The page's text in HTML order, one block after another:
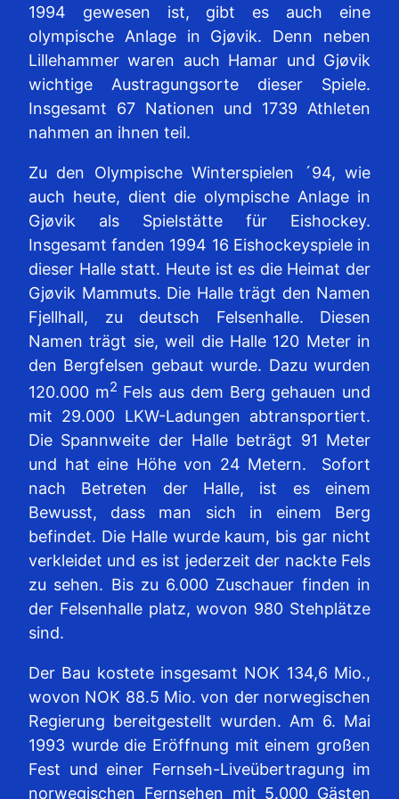
1994 gewesen ist, gibt es auch eine
olympische Anlage in Gjøvik. Denn neben
Lillehammer waren auch Hamar und Gjøvik
wichtige Austragungsorte dieser Spiele.
Insgesamt 67 Nationen und 1739 Athleten
nahmen an ihnen teil.
Zu den Olympische Winterspielen ´94, wie
auch heute, dient die olympische Anlage in
Gjøvik als Spielstätte für Eishockey.
Insgesamt fanden 1994 16 Eishockeyspiele in
dieser Halle statt. Heute ist es die Heimat der
Gjøvik Mammuts. Die Halle trägt den Namen
Fjellhall, zu deutsch Felsenhalle. Diesen
Namen trägt sie, weil die Halle 120 Meter in
den Bergfelsen gebaut wurde. Dazu wurden
120.000 m2 Fels aus dem Berg gehauen und
mit 29.000 LKW-Ladungen abtransportiert.
Die Spannweite der Halle beträgt 91 Meter
und hat eine Höhe von 24 Metern. Sofort
nach Betreten der Halle, ist es einem
Bewusst, dass man sich in einem Berg
befindet. Die Halle wurde kaum, bis gar nicht
verkleidet und es ist jederzeit der nackte Fels
zu sehen. Bis zu 6.000 Zuschauer finden in
der Felsenhalle platz, wovon 980 Stehplätze
sind.
Der Bau kostete insgesamt NOK 134,6 Mio.,
wovon NOK 88.5 Mio. von der norwegischen
Regierung bereitgestellt wurden. Am 6. Mai
1993 wurde die Eröffnung mit einem großen
Fest und einer Fernseh-Liveübertragung im
norwegischen Fernsehen mit 5.000 Gästen